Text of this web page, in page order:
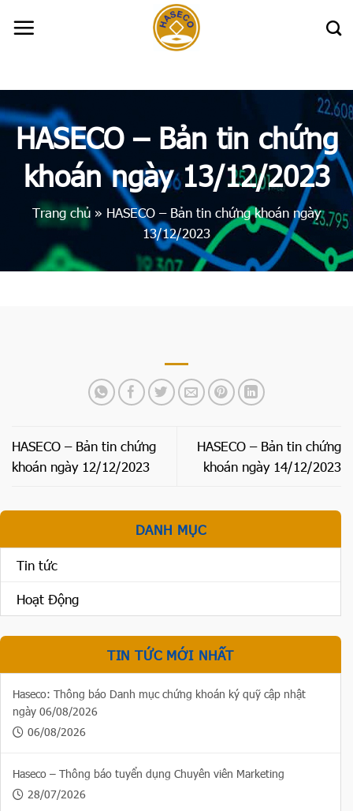
HASECO – Bản tin chứng
khoán ngày 13/12/2023
Trang chủ » HASECO – Bản tin chứng khoán ngày
13/12/2023
HASECO – Bản tin chứng
khoán ngày 12/12/2023
HASECO – Bản tin chứng
khoán ngày 14/12/2023
DANH MỤC
Tin tức
Hoạt Động
TIN TỨC MỚI NHẤT
Haseco: Thông báo Danh mục chứng khoán ký quỹ cập nhật
ngày 06/08/2026
06/08/2026
Haseco – Thông báo tuyển dụng Chuyên viên Marketing
28/07/2026